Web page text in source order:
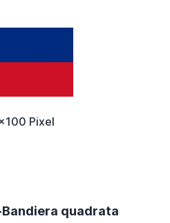
Pixel
quadrata